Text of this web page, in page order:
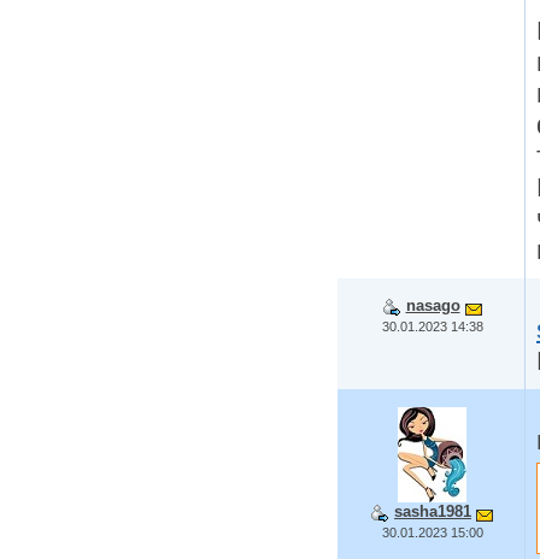
nasago
30.01.2023 14:38
sasha1981
30.01.2023 15:00